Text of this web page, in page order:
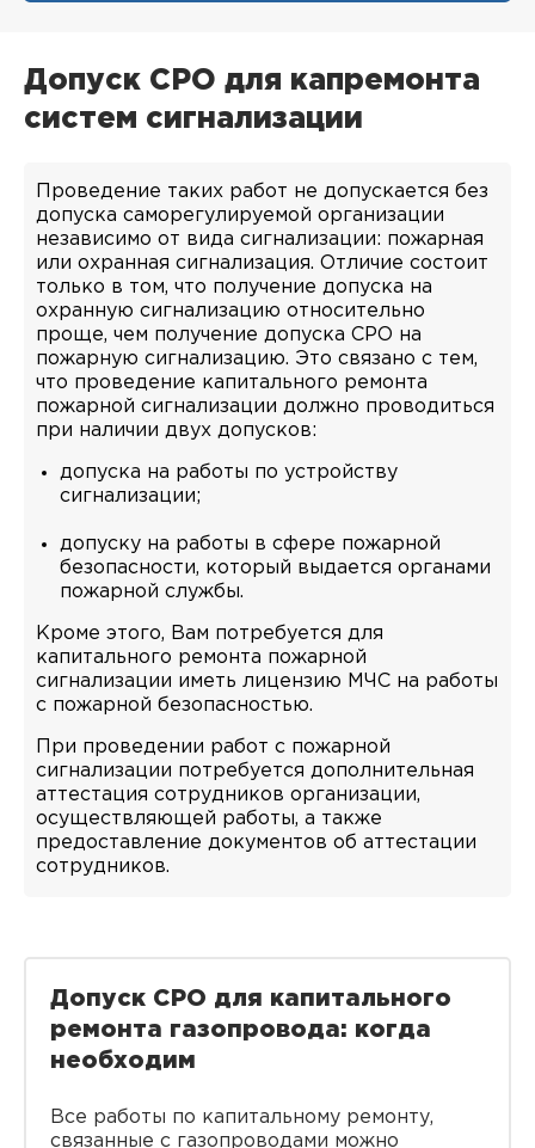
Допуск СРО для капремонта
систем сигнализации
Проведение таких работ не допускается без
допуска саморегулируемой организации
независимо от вида сигнализации: пожарная
или охранная сигнализация. Отличие состоит
только в том, что получение допуска на
охранную сигнализацию относительно
проще, чем получение допуска СРО на
пожарную сигнализацию. Это связано с тем,
что проведение капитального ремонта
пожарной сигнализации должно проводиться
при наличии двух допусков:
допуска на работы по устройству
сигнализации;
допуску на работы в сфере пожарной
безопасности, который выдается органами
пожарной службы.
Кроме этого, Вам потребуется для
капитального ремонта пожарной
сигнализации иметь лицензию МЧС на работы
с пожарной безопасностью.
При проведении работ с пожарной
сигнализации потребуется дополнительная
аттестация сотрудников организации,
осуществляющей работы, а также
предоставление документов об аттестации
сотрудников.
Допуск СРО для капитального
ремонта газопровода: когда
необходим
Все работы по капитальному ремонту,
связанные с газопроводами можно